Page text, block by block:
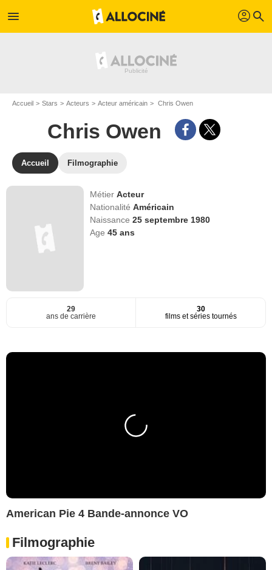
menu profil search
Accueil Stars Acteurs Acteur américain Chris Owen
Chris Owen
Accueil Filmographie
MétierActeur
NationalitéAméricain
Naissance25 septembre 1980
Age45 ans
29
ans de carrière
30
films et séries tournés
American Pie 4 Bande-annonce VO
Filmographie